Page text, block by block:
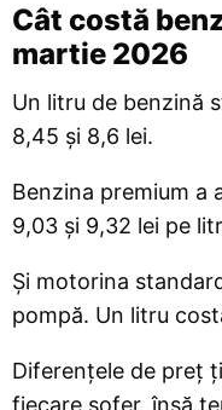
Cât costă
martie 2026
Un litru de benzină
8,45 și 8,6 lei.
Benzina premium a
9,03 și 9,32 lei pe
Și motorina
pompă. Un litru
Diferențele de preț
fiecare șofer, însă